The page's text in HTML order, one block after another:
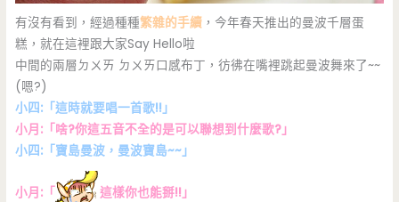
有沒有看到，經過種種繁雜的手續 ，今年春天推出的曼波千層蛋
糕，就在這裡跟大家Say Hello啦
中間的兩層ㄉㄨㄞ ㄉㄨㄞ口感布丁，彷彿在嘴裡跳起曼波舞來了~~
(嗯?)
小四:「這時就要唱一首歌!!」
小月:「啥?你這五音不全的是可以聯想到什麼歌?」
小四:「寶島曼波，曼波寶島~~」
小月:「 這樣你也能掰!!」